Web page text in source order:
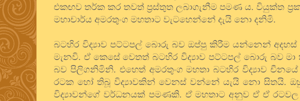
එකඟව තර්ක කර තවත් ප්‍රස්තුත ලබාගැනීම පමණ ය. වියුක්ත
මහාචාර්ය අමරතුංග මහතාට වැටහෙන්නේ දැයි නො දනිමි.
බටහිර විද්‍යාව පට්ටපල් බොරු බව ඔප්පු කිරීම යන්නෙන්
මැනවි. ඒ කෙසේ වෙතත් බටහිර විද්‍යාව පට්ටපල් බොරු බව
බව පිලිගනිමිනි. එහෙත් අමරතුංග මහතා බටහිර විද්‍යාව
රටක හෝ තිබූ විද්‍යාවකින් වෙනස් වන්නේ යැයි නො සිතයි.
විද්‍යාවන්ගේ වර්ධනයක් පමණකි. ඒ මහතාට අනුව ඒ ඒ